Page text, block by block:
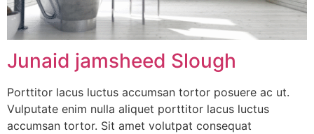
Junaid jamsheed Slough
Porttitor lacus luctus accumsan tortor posuere ac ut.
Vulputate enim nulla aliquet porttitor lacus luctus
accumsan tortor. Sit amet volutpat consequat